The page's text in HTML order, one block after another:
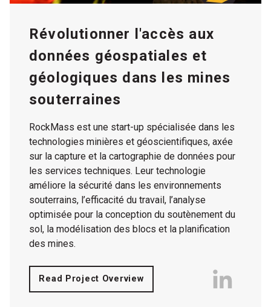
Révolutionner l'accès aux
données géospatiales et
géologiques dans les mines
souterraines
RockMass est une start-up spécialisée dans les
technologies minières et géoscientifiques, axée
sur la capture et la cartographie de données pour
les services techniques. Leur technologie
améliore la sécurité dans les environnements
souterrains, l’efficacité du travail, l’analyse
optimisée pour la conception du soutènement du
sol, la modélisation des blocs et la planification
des mines.
Read Project Overview